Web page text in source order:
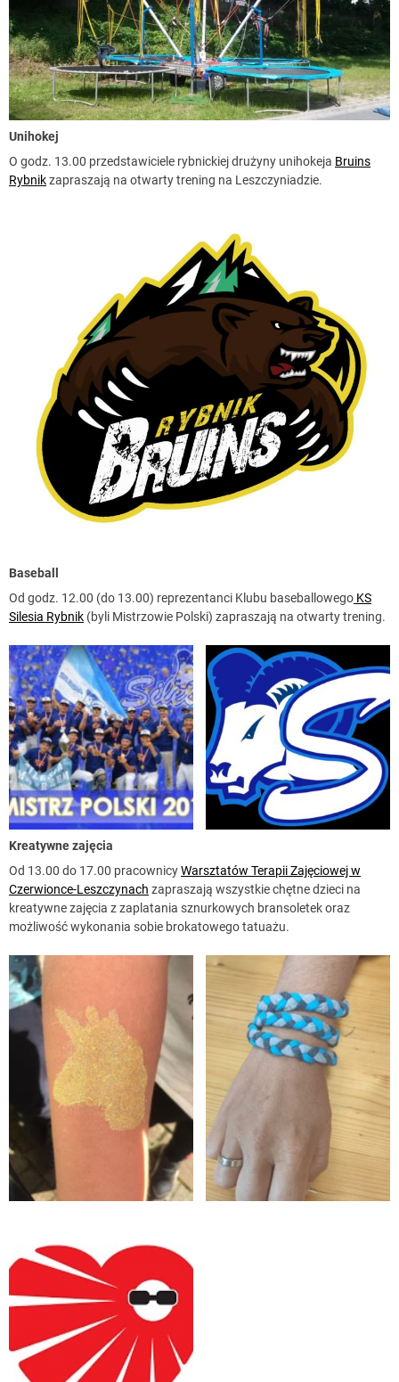
Unihokej
O godz. 13.00 przedstawiciele rybnickiej drużyny unihokeja Bruins
Rybnikzapraszają na otwarty trening na Leszczyniadzie.
Baseball
Od godz. 12.00 (do 13.00) reprezentanci Klubu baseballowego KS
Silesia Rybnik (byli Mistrzowie Polski) zapraszają na otwarty trening.
Kreatywne zajęcia
Od 13.00 do 17.00 pracownicyWarsztatów Terapii Zajęciowej w
Czerwionce-Leszczynach zapraszają wszystkie chętne dzieci na
kreatywne zajęcia z zaplatania sznurkowych bransoletek oraz
możliwość wykonania sobie brokatowego tatuażu.